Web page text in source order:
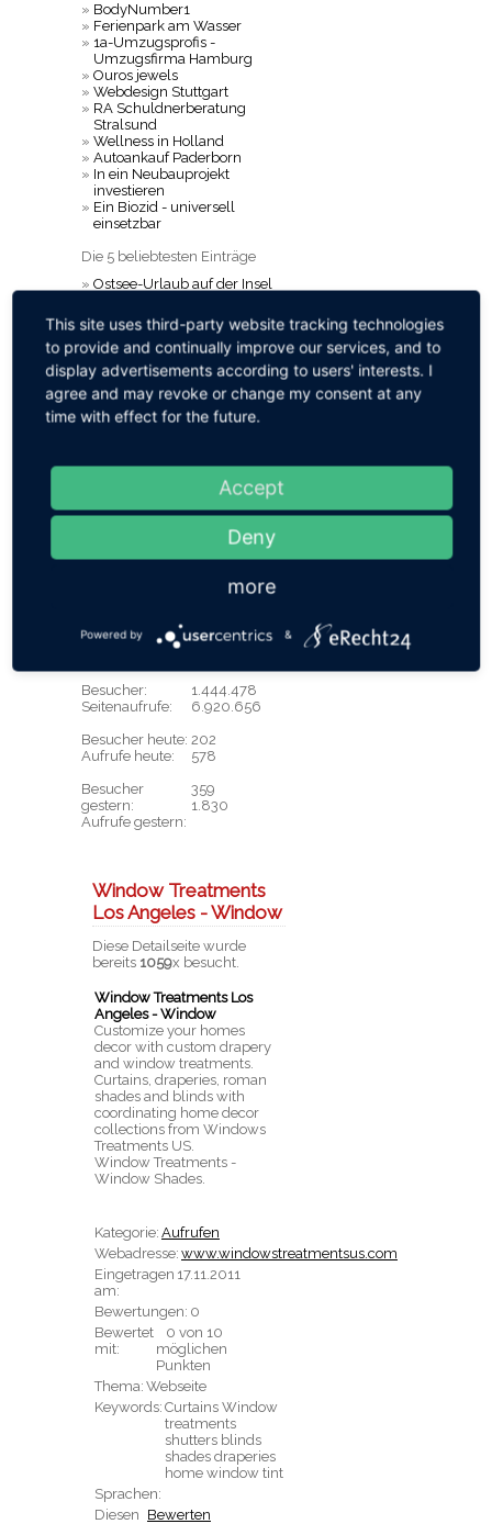
» BodyNumber1
» Ferienpark am Wasser
» 1a-Umzugsprofis -
Umzugsfirma Hamburg
» Ouros jewels
» Webdesign Stuttgart
» RA Schuldnerberatung
Stralsund
» Wellness in Holland
» Autoankauf Paderborn
» In ein Neubauprojekt
investieren
» Ein Biozid - universell
einsetzbar
Die 5 beliebtesten Einträge
» Ostsee-Urlaub auf der Insel
» Hotel Pension Tirolerherz,
Pillerseetal
» deinSchrankde
Traumschrank schon im
» Karins Ferienoase
Ostseebad Boltenhagen
TOP-5 Liste Bewertungen
Büro-Organisationsservice
G.G.
Usedom Wellness im HzP
» Ferienhaus im Ostseebad
Ferienwohnungen Krause
Besucherstatistik
Besucher:
Seitenaufrufe:
Besucher heute:
Aufrufe heute:
Besucher
gestern:
Aufrufe gestern:
1.444.478
6.920.656
202
578
359
1.830
Window Treatments
Los Angeles - Window
Diese Detailseite wurde
bereits 1059x besucht.
Window Treatments Los
Angeles - Window
Customize your homes
decor with custom drapery
and window treatments.
Curtains, draperies, roman
shades and blinds with
coordinating home decor
collections from Windows
Treatments US.
Window Treatments -
Window Shades.
Kategorie: Aufrufen
Webadresse: www.windowstreatmentsus.com
Eingetragen
am:
17.11.2011
Bewertungen: 0
Bewertet
mit:
0 von 10
möglichen
Punkten
Thema: Webseite
Keywords: Curtains Window
treatments
shutters blinds
shades draperies
home window tint
Sprachen:
Diesen Bewerten
This site uses third-party website tracking technologies
to provide and continually improve our services, and to
display advertisements according to users' interests. I
agree and may revoke or change my consent at any
time with effect for the future.
Accept
Deny
more
Powered by &